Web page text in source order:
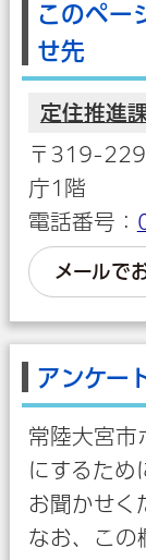
このペー
せ先
定住推進
〒319-
庁1階
電話番号：
メールで
アンケー
常陸大宮市
にするため
お聞かせく
なお、この